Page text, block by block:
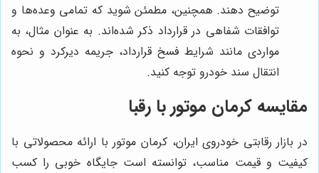
توضیح دهند. همچنین، مطمئن شوید که تمامی وعده‌ها و
توافقات شفاهی در قرارداد ذکر شده‌اند. به عنوان مثال، به
مواردی مانند شرایط فسخ قرارداد، جریمه دیرکرد و نحوه
انتقال سند خودرو توجه کنید.
مقایسه کرمان موتور با رقبا
در بازار رقابتی خودروی ایران، کرمان موتور با ارائه محصولاتی با
کیفیت و قیمت مناسب، توانسته است جایگاه خوبی را کسب